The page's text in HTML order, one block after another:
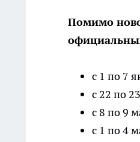
Помимо
с 1 по 7
с 22 по
с 8 по 9
с 1 по 4